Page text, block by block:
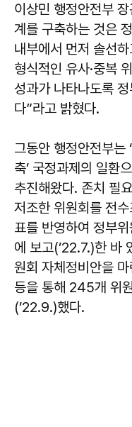
이상민 행정안전부
계를 구축하는 것은
내부에서 먼저 솔선
형식적인 유사·중복
성과가 나타나도록
다”라고 밝혔다.
그동안 행정안전부는
축’ 국정과제의 일환
추진해왔다. 존치 필
저조한 위원회를 전
표를 반영하여 정부
에 보고(’22.7.)한 바
원회 자체정비안을
등을 통해 245개 위
(’22.9.)했다.